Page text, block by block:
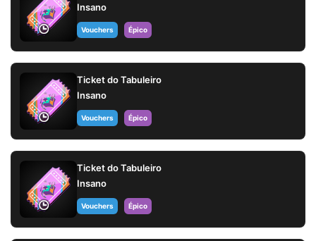
Insano
Vouchers Épico
Ticket do Tabuleiro
Insano
Vouchers Épico
Ticket do Tabuleiro
Insano
Vouchers Épico